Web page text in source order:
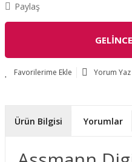
Paylaş
Yorum Yaz
Ürün Bilgisi Yorumlar